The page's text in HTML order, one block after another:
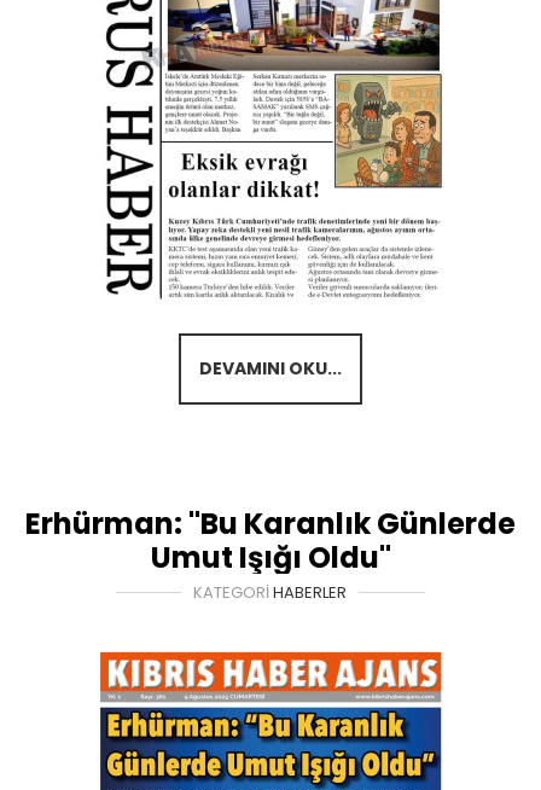
DEVAMINI OKU...
Erhürman: "Bu Karanlık Günlerde
Umut Işığı Oldu"
KATEGORI HABERLER